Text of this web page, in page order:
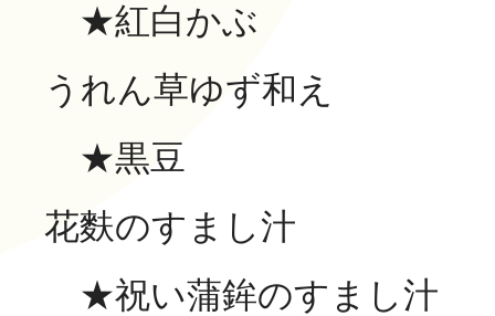
★紅白か
うれん草ゆず和え
★黒豆
花麩のすまし汁
★祝い蒲鉾のす